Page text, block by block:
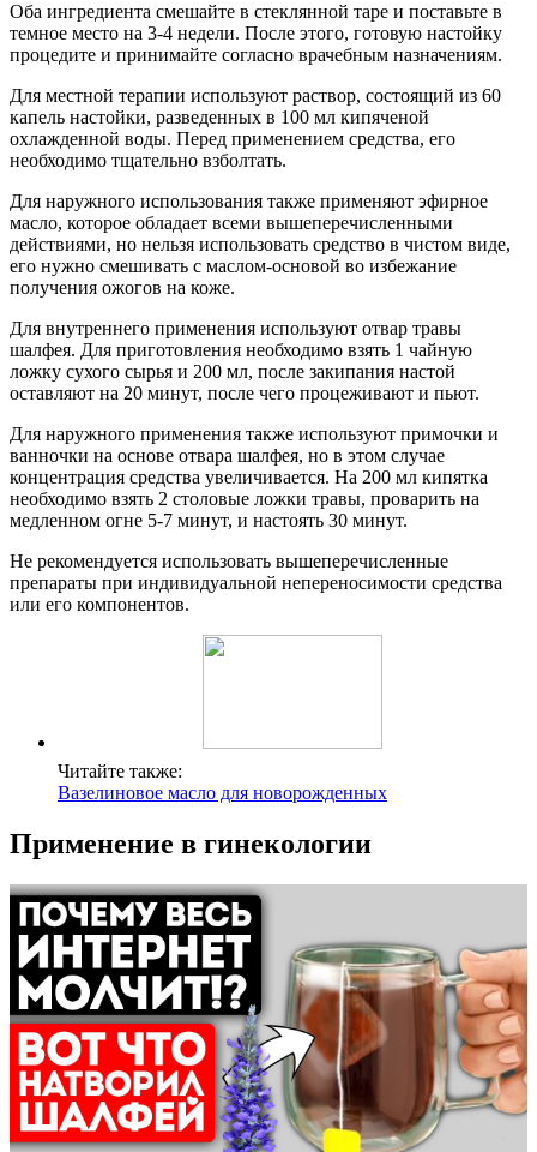
Оба ингредиента смешайте в стеклянной таре и поставьте в
темное место на 3-4 недели. После этого, готовую настойку
процедите и принимайте согласно врачебным назначениям.
Для местной терапии используют раствор, состоящий из 60
капель настойки, разведенных в 100 мл кипяченой
охлажденной воды. Перед применением средства, его
необходимо тщательно взболтать.
Для наружного использования также применяют эфирное
масло, которое обладает всеми вышеперечисленными
действиями, но нельзя использовать средство в чистом виде,
его нужно смешивать с маслом-основой во избежание
получения ожогов на коже.
Для внутреннего применения используют отвар травы
шалфея. Для приготовления необходимо взять 1 чайную
ложку сухого сырья и 200 мл, после закипания настой
оставляют на 20 минут, после чего процеживают и пьют.
Для наружного применения также используют примочки и
ванночки на основе отвара шалфея, но в этом случае
концентрация средства увеличивается. На 200 мл кипятка
необходимо взять 2 столовые ложки травы, проварить на
медленном огне 5-7 минут, и настоять 30 минут.
Не рекомендуется использовать вышеперечисленные
препараты при индивидуальной непереносимости средства
или его компонентов.
Читайте также:
Вазелиновое масло для новорожденных
Применение в гинекологии